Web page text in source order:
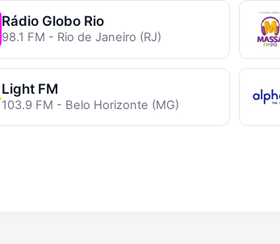
Rádio Globo Rio
98.1 FM - Rio de Janeiro (RJ)
Light FM
103.9 FM - Belo Horizonte (MG)